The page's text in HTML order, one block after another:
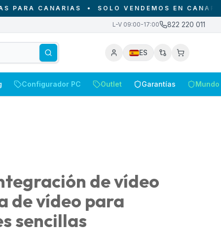
CANARIAS•SOLO VENDEMOS EN CANARIAS -
L-V 09:00-17:00 822 220 011
ES
Configurador PC Outlet Garantías
de vídeo
de vídeo para
sencillas